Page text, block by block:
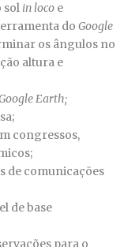
sol in loco e
do Google
os ângulos no
altura e
Earth;
congressos,
de comunicações
de base
para o